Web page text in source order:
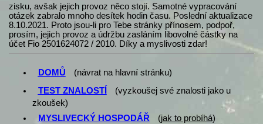
zisku, avšak jejich provoz něco stojí. Samotné vypracování
otázek zabralo mnoho desítek hodin času. Poslední aktualizace
8.10.2021. Proto jsou-li pro Tebe stránky přínosem, podpoř,
prosím, jejich provoz a údržbu zasláním libovolné částky na
účet Fio 2501624072 / 2010. Díky a myslivosti zdar!
DOMŮ
(návrat na hlavní stránku)
TEST ZNALOSTÍ
(vyzkoušej své znalosti jako u
zkoušek)
MYSLIVECKÝ HOSPODÁŘ
(jak to probíhá)